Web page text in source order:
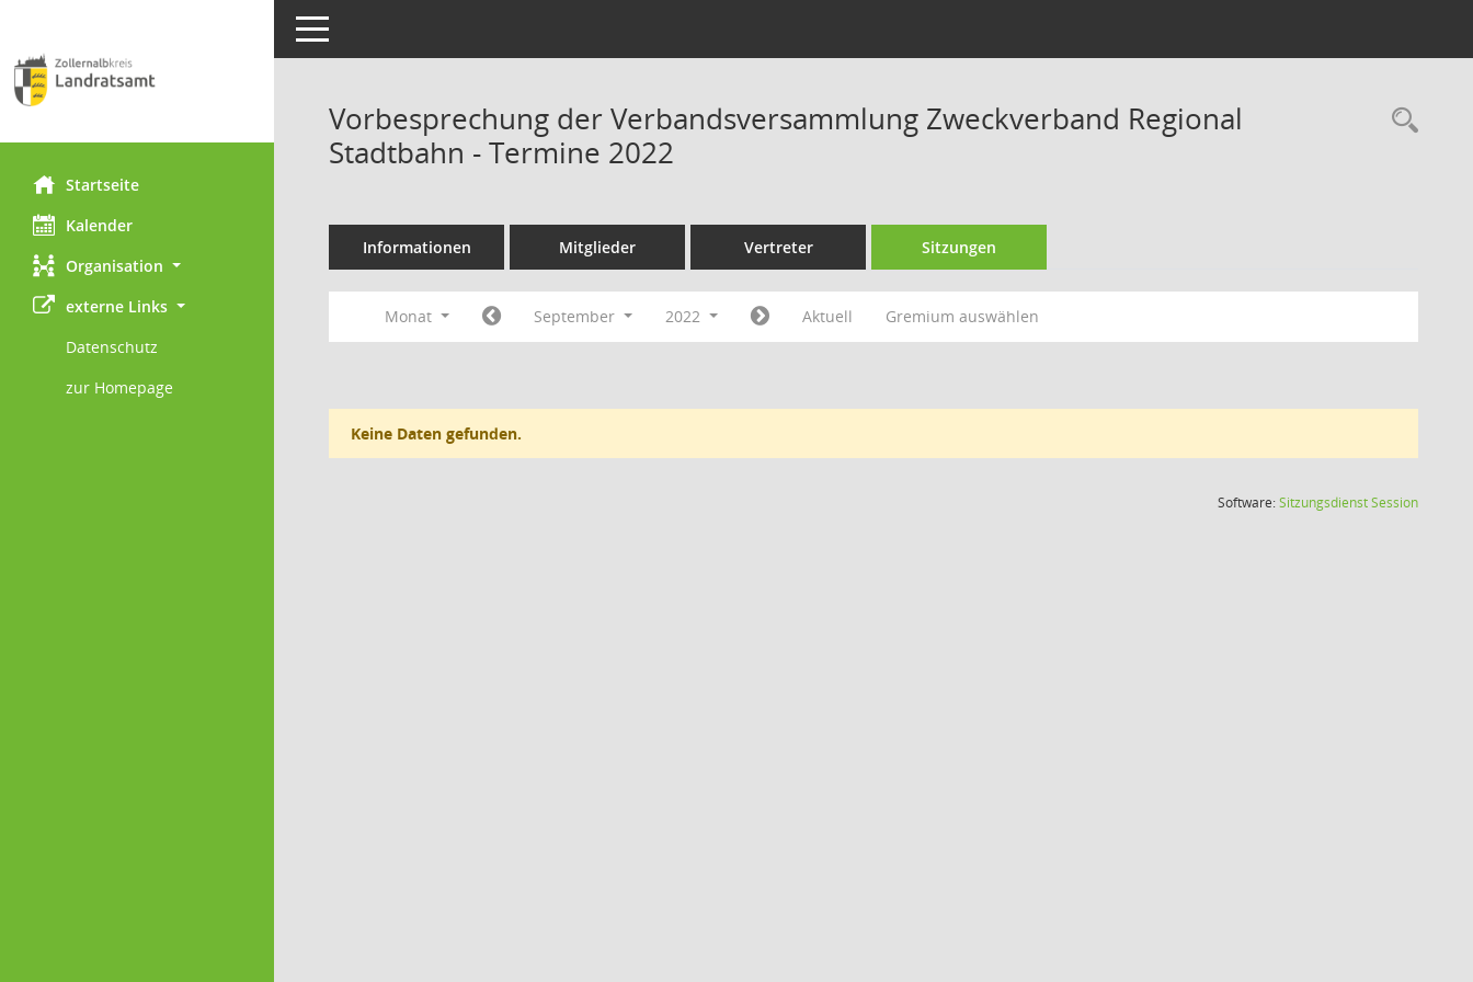
Startseite
Kalender
Organisation
externe Links
Datenschutz
zur Homepage
Toggle navigation
Vorbesprechung der Verbandsversammlung Zweckverband Regional
Stadtbahn - Termine 2022
Informationen Mitglieder Vertreter Sitzungen
Monat September 2022 Aktuell Gremium auswählen
Keine Daten gefunden.
Software:SitzungsdienstSession(Wird in